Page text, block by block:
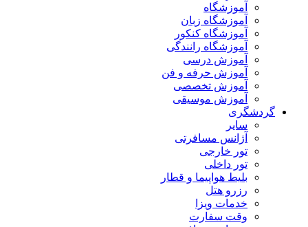
آموزشگاه
آموزشگاه زبان
آموزشگاه کنکور
آموزشگاه رانندگی
آموزش درسی
آموزش حرفه و فن
آموزش تخصصی
آموزش موسیقی
گردشگری
سایر
آژانس مسافرتی
تور خارجی
تور داخلی
بلیط هواپیما و قطار
رزرو هتل
خدمات ویزا
وقت سفارت